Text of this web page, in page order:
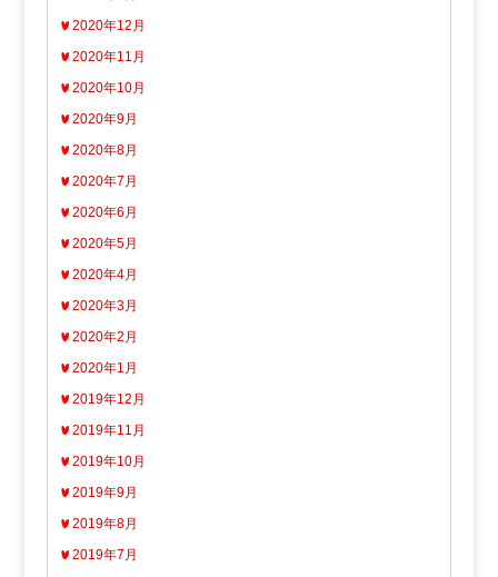
2020年12月
2020年11月
2020年10月
2020年9月
2020年8月
2020年7月
2020年6月
2020年5月
2020年4月
2020年3月
2020年2月
2020年1月
2019年12月
2019年11月
2019年10月
2019年9月
2019年8月
2019年7月